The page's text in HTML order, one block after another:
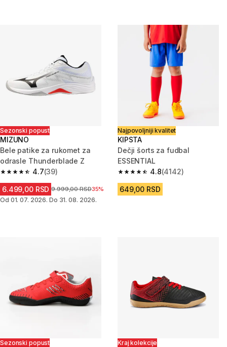
Sezonski popust
MIZUNO
Bele patike za rukomet za
odrasle Thunderblade Z
4.7
4.7 od 5 zvezdica from 39 Recenzije
(39)
6.499,00 RSD Cena pre sniženja
9.999,00 RSD35%
Od 01. 07. 2026. Do 31. 08. 2026.
Najpovoljniji kvalitet
KIPSTA
Dečji šorts za fudbal
ESSENTIAL
4.8
4.8 od 5 zvezdica from 4142
(4142)
649,00 RSD
Sezonski popust Kraj kolekcije